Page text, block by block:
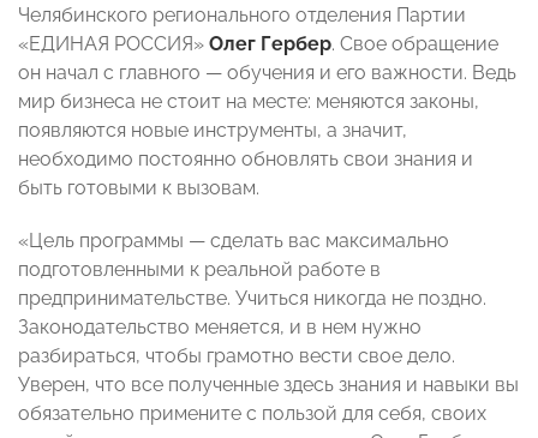
Челябинского регионального отделения Партии
«ЕДИНАЯ РОССИЯ» Олег Гербер. Свое обращение
он начал с главного — обучения и его важности. Ведь
мир бизнеса не стоит на месте: меняются законы,
появляются новые инструменты, а значит,
необходимо постоянно обновлять свои знания и
быть готовыми к вызовам.
«Цель программы — сделать вас максимально
подготовленными к реальной работе в
предпринимательстве. Учиться никогда не поздно.
Законодательство меняется, и в нем нужно
разбираться, чтобы грамотно вести свое дело.
Уверен, что все полученные здесь знания и навыки вы
обязательно примените с пользой для себя, своих